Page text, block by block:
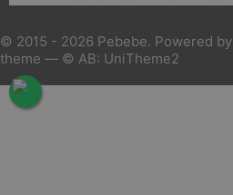
© 2015 - 2026 Pebebe. Powered by
theme — © AB: UniTheme2